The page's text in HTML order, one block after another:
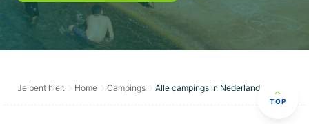
Je bent hier: Home Campings Alle campings in Nederland
TOP